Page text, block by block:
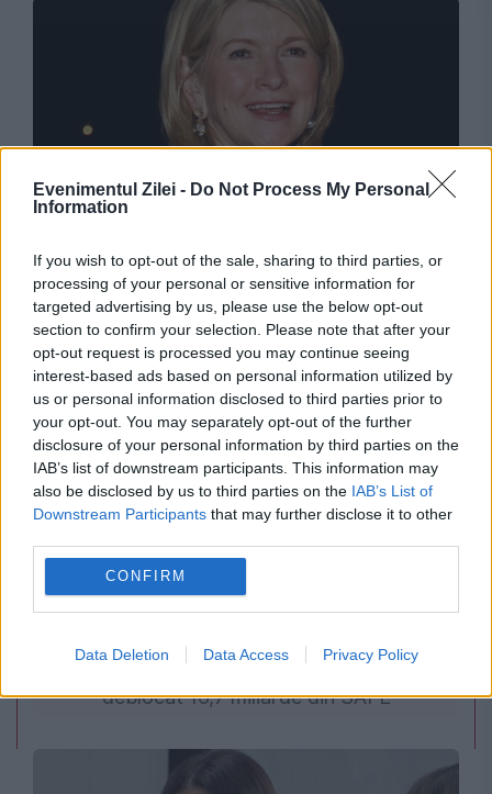
Evenimentul Zilei - Do Not Process My Personal
Information
If you wish to opt-out of the sale, sharing to third parties, or
processing of your personal or sensitive information for
targeted advertising by us, please use the below opt-out
section to confirm your selection. Please note that after your
opt-out request is processed you may continue seeing
interest-based ads based on personal information utilized by
us or personal information disclosed to third parties prior to
your opt-out. You may separately opt-out of the further
disclosure of your personal information by third parties on the
IAB’s list of downstream participants. This information may
also be disclosed by us to third parties on the IAB’s List of
Downstream Participants that may further disclose it to other
CONFIRM
Data Deletion Data Access Privacy Policy
Martha Stewart o pune la punct pe Meghan
Markle: Nu e ușor să devii guru al gospodăriei
Sorin Grindeanu: Parlamentul a evitat
pierderea a 5,8 miliarde de euro din PNRR și a
deblocat 16,7 miliarde din SAFE